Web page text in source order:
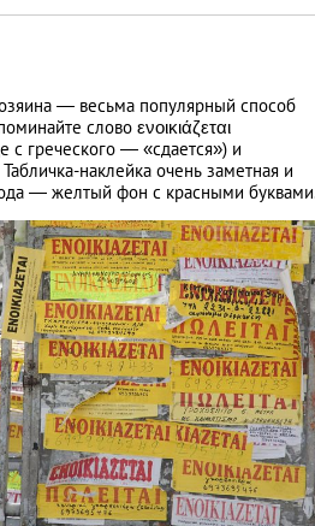
— весьма популярный способ
слово ενοικιάζεται
с греческого — «сдается») и
наклейка очень заметная и
— желтый фон с красными